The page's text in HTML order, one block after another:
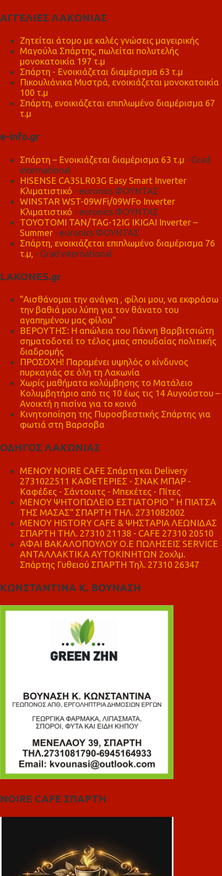
ΑΓΓΕΛΙΕΣ ΛΑΚΩΝΙΑΣ
Ζητείται άτομο με καλές γνώσεις μαγειρικής
Μαγούλα Σπάρτης, πωλείται πολυτελής
μονοκατοικία 197 τ.μ
Σπάρτη - Ενοικιάζεται διαμέρισμα 63 τ.μ
Πικουλιάνικα Μυστρά, ενοικιάζεται μονοκατοικία
100 τ.μ
Σπάρτη, ενοικιάζεται επιπλωμένο διαμέρισμα 67
τ.μ
e-info.gr
Σπάρτη – Ενοικιάζεται διαμέρισμα 63 τ.μ - Grad
international
HISENSE CA35LR03G Easy Smart Inverter
Κλιματιστικό - euronics ΦΟΥΝΤΑΣ
WINSTAR WST-09WFi/09WFo Inverter
Κλιματιστικό - euronics ΦΟΥΝΤΑΣ
TOYOTOMI TAN/TAG-12IG IKIGAI Inverter –
Summer - euronics ΦΟΥΝΤΑΣ
Σπάρτη, ενοικιάζεται επιπλωμένο διαμέρισμα 76
τ.μ, - Grad international
LAKONES.gr
"Αισθάνομαι την ανάγκη , φίλοι μου, να εκφράσω
την βαθιά μου λύπη για τον θάνατο του
αγαπημένου μας φίλου"
ΒΕΡΟΥΤΗΣ: Η απώλεια του Γιάννη Βαρβιτσιώτη
σηματοδοτεί το τέλος μιας σπουδαίας πολιτικής
διαδρομής
ΠΡΟΣΟΧΗ! Παραμένει υψηλός ο κίνδυνος
πυρκαγιάς σε όλη τη Λακωνία
Χωρίς μαθήματα κολύμβησης το Ματάλειο
Κολυμβητήριο από τις 10 έως τις 14 Αυγούστου –
Ανοικτή η πισίνα για το κοινό
Κινητοποίηση της Πυροσβεστικής Σπάρτης για
φωτιά στη Βαρσοβα
ΟΔΗΓΟΣ ΛΑΚΩΝΙΑΣ
MENOY NOIRE CAFE Σπάρτη και Delivery
2731022511 ΚΑΦΕΤΕΡΙΕΣ - ΣΝΑΚ ΜΠΑΡ -
Καφέδες - Σάντουιτς - Μπεκέτες - Πίτες
ΜΕΝΟΥ ΨΗΤΟΠΩΛΕΙΟ ΕΣΤΙΑΤΟΡΙΟ " Η ΠΙΑΤΣΑ
ΤΗΣ ΜΑΣΑΣ" ΣΠΑΡΤΗ ΤΗΛ. 2731082002
ΜΕΝΟΥ HISTORY CAFE & ΨΗΣΤΑΡΙΑ ΛΕΩΝΙΔΑΣ
ΣΠΑΡΤΗ ΤΗΛ. 27310 21138 - CAFE 27310 20510
ΑΦΑΙ ΒΑΚΑΛΟΠΟΥΛΟΥ Ο.Ε ΠΩΛΗΣΕΙΣ SERVICE
ΑΝΤΑΛΛΑΚΤΙΚΑ ΑΥΤΟΚΙΝΗΤΩΝ 2οχλμ.
Σπάρτης Γυθειού ΣΠΑΡΤΗ Τηλ. 27310 26347
ΚΩΝΣΤΑΝΤΙΝΑ Κ. ΒΟΥΝΑΣΗ
NOIRE CAFE ΣΠΑΡΤΗ